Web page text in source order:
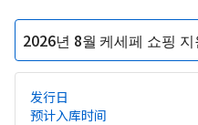
2026년 8월 케세페 쇼핑
发行日
预计入库时间